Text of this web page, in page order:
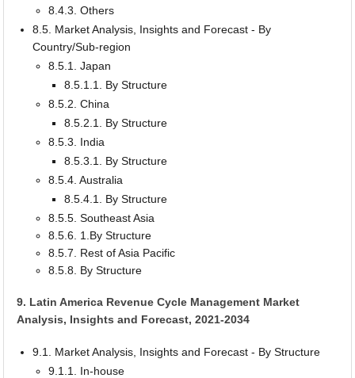
8.4.3. Others
8.5. Market Analysis, Insights and Forecast - By
Country/Sub-region
8.5.1. Japan
8.5.1.1. By Structure
8.5.2. China
8.5.2.1. By Structure
8.5.3. India
8.5.3.1. By Structure
8.5.4. Australia
8.5.4.1. By Structure
8.5.5. Southeast Asia
8.5.6. 1.By Structure
8.5.7. Rest of Asia Pacific
8.5.8. By Structure
9. Latin America Revenue Cycle Management Market
Analysis, Insights and Forecast, 2021-2034
9.1. Market Analysis, Insights and Forecast - By Structure
9.1.1. In-house